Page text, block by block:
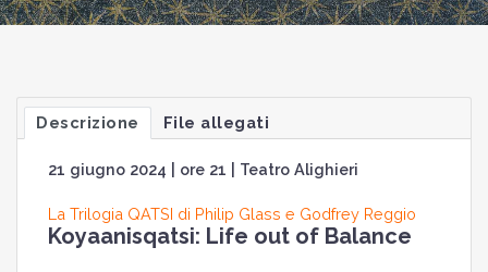
Descrizione File allegati
21 giugno 2024 | ore 21 | Teatro Alighieri
La Trilogia QATSI di Philip Glass e Godfrey Reggio
Koyaanisqatsi: Life out of Balance